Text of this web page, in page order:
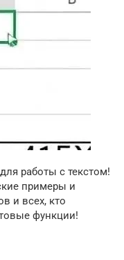
работы с текстом!
примеры и
и всех, кто
функции!